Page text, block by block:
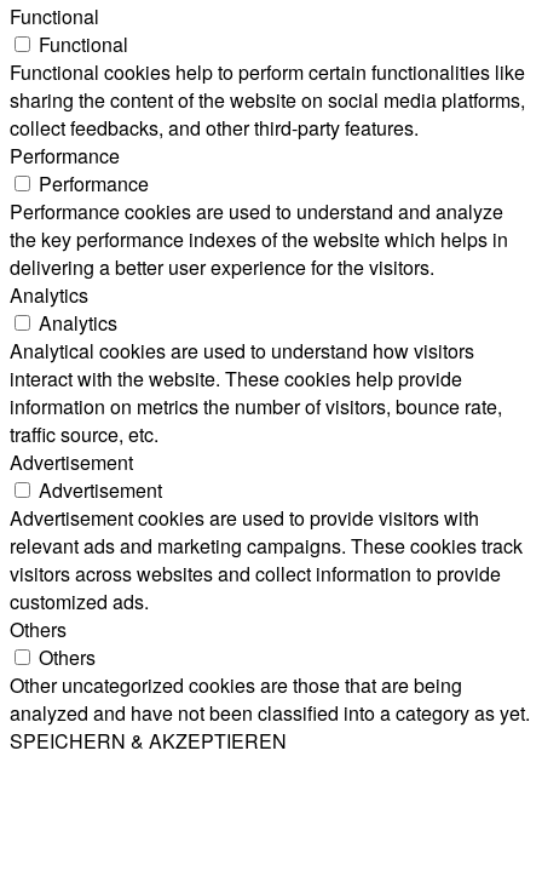
Functional
Functional
Functional cookies help to perform certain functionalities like
sharing the content of the website on social media platforms,
collect feedbacks, and other third-party features.
Performance
Performance
Performance cookies are used to understand and analyze
the key performance indexes of the website which helps in
delivering a better user experience for the visitors.
Analytics
Analytics
Analytical cookies are used to understand how visitors
interact with the website. These cookies help provide
information on metrics the number of visitors, bounce rate,
traffic source, etc.
Advertisement
Advertisement
Advertisement cookies are used to provide visitors with
relevant ads and marketing campaigns. These cookies track
visitors across websites and collect information to provide
customized ads.
Others
Others
Other uncategorized cookies are those that are being
analyzed and have not been classified into a category as yet.
SPEICHERN & AKZEPTIEREN